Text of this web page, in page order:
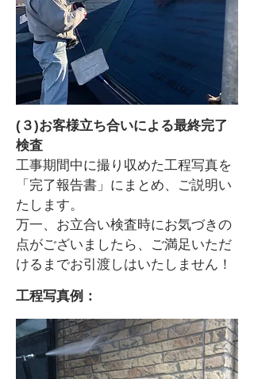
(３)お客様立ち合いによる最終完了
検査
工事期間中に撮り収めた工程写真を
「完了報告書」にまとめ、ご説明い
たします。
万一、お立合い検査時にお気づきの
点がございましたら、ご満足いただ
けるまでお引渡しはいたしません！
工程写真例：